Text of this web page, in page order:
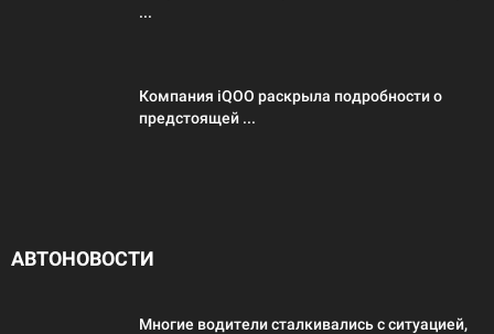
...
Компания iQOO раскрыла подробности о
предстоящей ...
АВТОНОВОСТИ
Многие водители сталкивались с ситуацией,